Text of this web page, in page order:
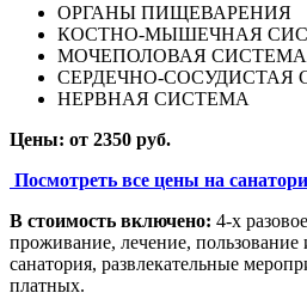
ОРГАНЫ ПИЩЕВАРЕНИЯ
КОСТНО-МЫШЕЧНАЯ
МОЧЕПОЛОВАЯ СИСТЕМА
СЕРДЕЧНО-СОСУДИСТАЯ
НЕРВНАЯ СИСТЕМА
Цены: от 2350 руб.
Посмотреть все цены на
В стоимость включено: 4-х
проживание, лечение, пользование
санатория, развлекательные
платных.